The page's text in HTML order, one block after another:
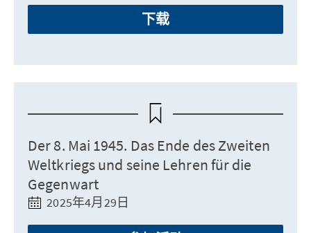
下载
Der 8. Mai 1945. Das Ende des Zweiten
Weltkriegs und seine Lehren für die
Gegenwart
2025年4月29日